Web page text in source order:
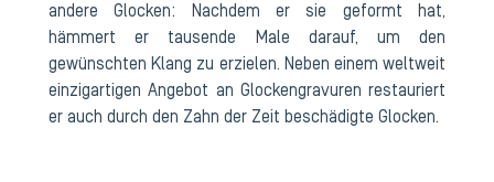
andere Glocken: Nachdem er sie geformt hat,
hämmert er tausende Male darauf, um den
gewünschten Klang zu erzielen. Neben einem weltweit
einzigartigen Angebot an Glockengravuren restauriert
er auch durch den Zahn der Zeit beschädigte Glocken.